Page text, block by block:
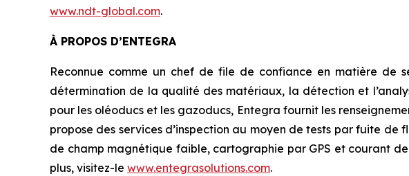
www.ndt-global.com.
À PROPOS D’ENTEGRA
Reconnue comme un chef de file de confiance en matière de
détermination de la qualité des matériaux, la détection et
pour les oléoducs et les gazoducs, Entegra fournit les
propose des services d’inspection au moyen de tests par fuite
de champ magnétique faible, cartographie par GPS et courant
plus, visitez-le www.entegrasolutions.com.